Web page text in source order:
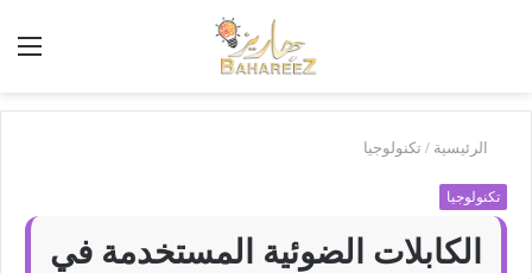
بَهاريز
الرئيسية / تكنولوجيا
تكنولوجيا
الكابلات الضوئية المستخدمة في